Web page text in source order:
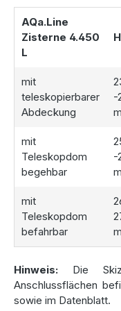
kurzfristig an.
anschließend
unkontrolliertes
Überlaufsiphon.
blockieren. Die
Tankschachts mit
Einfache
Die Zisterne wiegt
und Haltegriffe
Produktlinie bietet
zur einfachen
Standarddeckel ist
Alternativ gibt es
begehbaren oder bis
AQa.Line
Zisterne 4.450
L
mit
teleskopierbarer
Abdeckung
-
mit
Teleskopdom
begehbar
-
mit
Teleskopdom
befahrbar
Hinweis: Die
Anschlussflächen
sowie im Datenblatt.